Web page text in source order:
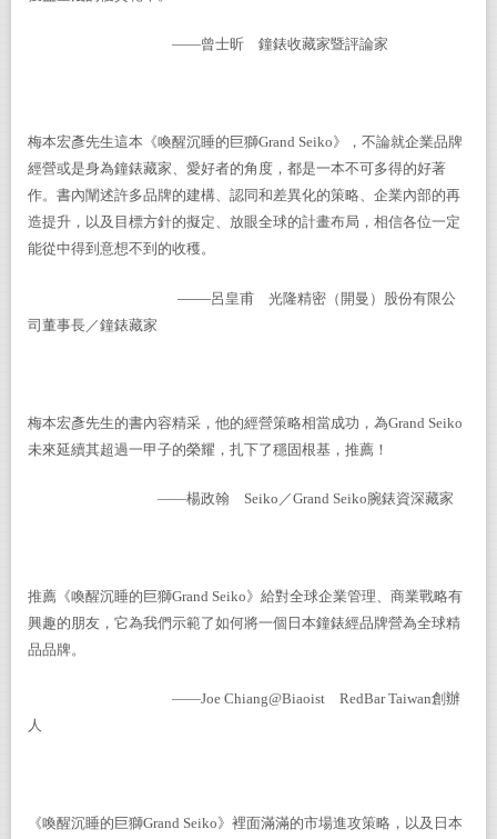
——曾士昕 鐘錶收藏家暨評論家
梅本宏彥先生這本《喚醒沉睡的巨獅Grand Seiko》，不論就企業品牌
經營或是身為鐘錶藏家、愛好者的角度，都是一本不可多得的好著
作。書內闡述許多品牌的建構、認同和差異化的策略、企業內部的再
造提升，以及目標方針的擬定、放眼全球的計畫布局，相信各位一定
能從中得到意想不到的收穫。
——呂皇甫 光隆精密（開曼）股份有限公
司董事長／鐘錶藏家
梅本宏彥先生的書內容精采，他的經營策略相當成功，為Grand Seiko
未來延續其超過一甲子的榮耀，扎下了穩固根基，推薦！
——楊政翰 Seiko／Grand Seiko腕錶資深藏家
推薦《喚醒沉睡的巨獅Grand Seiko》給對全球企業管理、商業戰略有
興趣的朋友，它為我們示範了如何將一個日本鐘錶經品牌營為全球精
品品牌。
——Joe Chiang@Biaoist RedBar Taiwan創辦
人
《喚醒沉睡的巨獅Grand Seiko》裡面滿滿的市場進攻策略，以及日本